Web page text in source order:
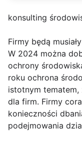
konsulting
Firmy będą
W 2024 można
ochrony
roku ochrona
istotnym tematem,
dla firm. Firmy
konieczności
podejmowania